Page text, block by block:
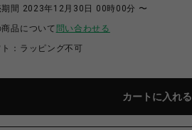
期間 2023年12月30日 00時00分 〜
商品について 問い合わせる
ト：ラッピング不可
カートに入れる